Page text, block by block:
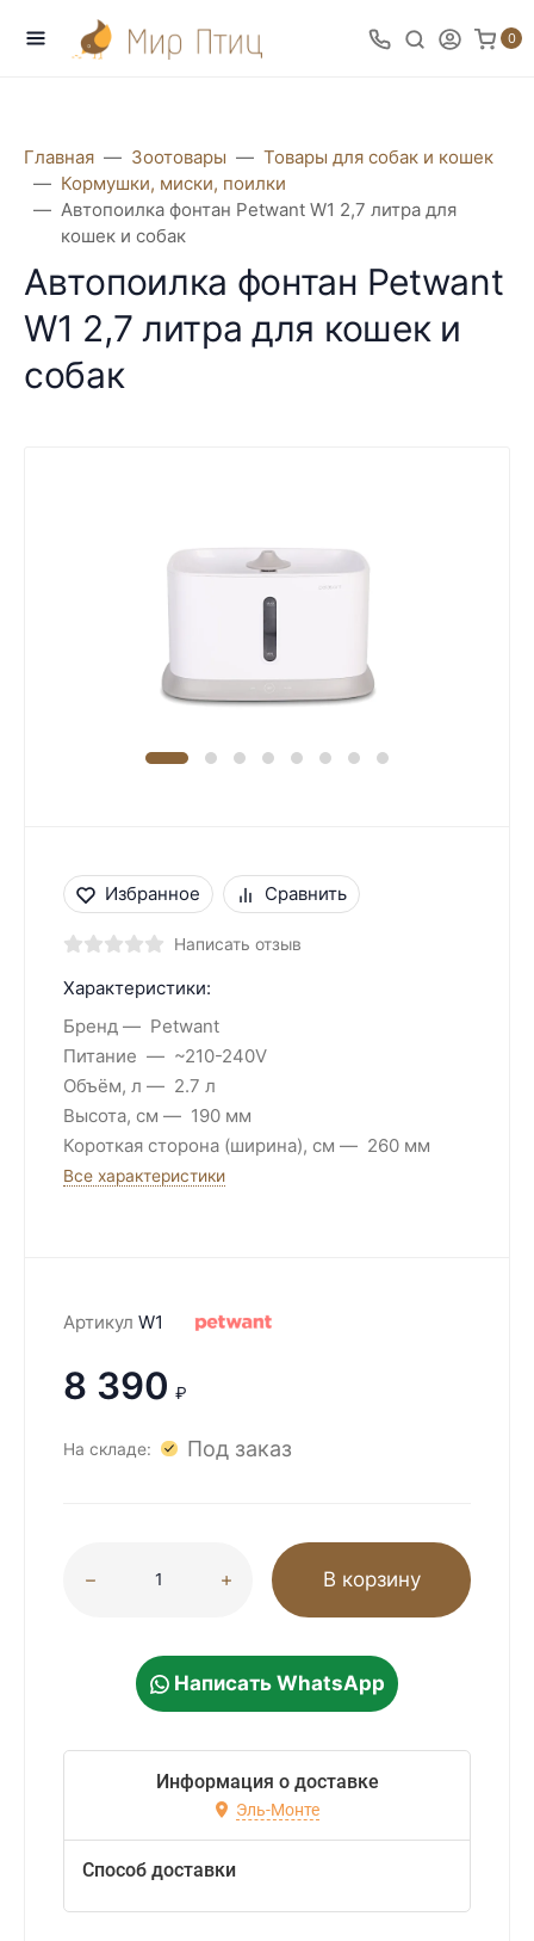
0
Главная Зоотовары
Товары для собак и кошек
Кормушки, миски, поилки
Автопоилка фонтан Petwant W1 2,7 литра для
кошек и собак
Автопоилка фонтан Petwant
W1 2,7 литра для кошек и
собак
Избранное Сравнить
Написать отзыв
Характеристики:
Бренд
Petwant
Питание
~210-240V
Объём, л
2.7 л
Высота, см
190 мм
Короткая сторона (ширина), см
260 мм
Все характеристики
Артикул W1
8 390 ₽
На складе: Под заказ
В корзину
Написать WhatsApp
Информация о доставке
Эль-Монте
Способ доставки